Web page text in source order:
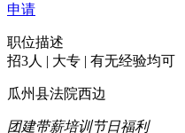
申请
职位描述
招3人 | 大专 | 有无经验均可
瓜州县法院西边
团建带薪培训节日福利